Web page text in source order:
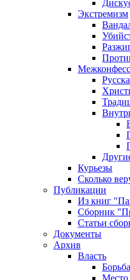
Экстремизм
Курьезы
Сколько
Публикации
Из книг
Сборник
Статьи
Документы
Архив
Власть